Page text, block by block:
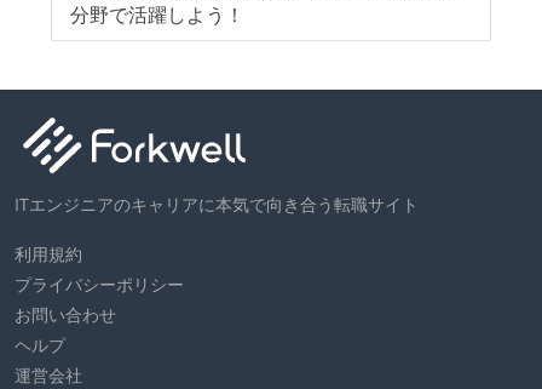
分野で活躍しよう！
ITエンジニアのキャリアに本気で向き合う転職サイト
利用規約
プライバシーポリシー
お問い合わせ
ヘルプ
運営会社